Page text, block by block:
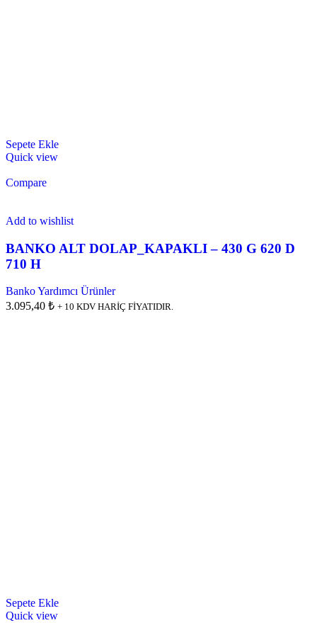
Sepete Ekle
Quick view
Compare
Add to wishlist
BANKO ALT DOLAP_KAPAKLI – 430 G 620 D
710 H
Banko Yardımcı Ürünler
3.095,40 ₺ + 10 KDV HARİÇ FİYATIDIR.
Sepete Ekle
Quick view